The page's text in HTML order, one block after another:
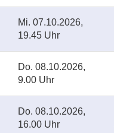
Mi. 07.10.2026,
19.45 Uhr
Do. 08.10.2026,
9.00 Uhr
Do. 08.10.2026,
16.00 Uhr